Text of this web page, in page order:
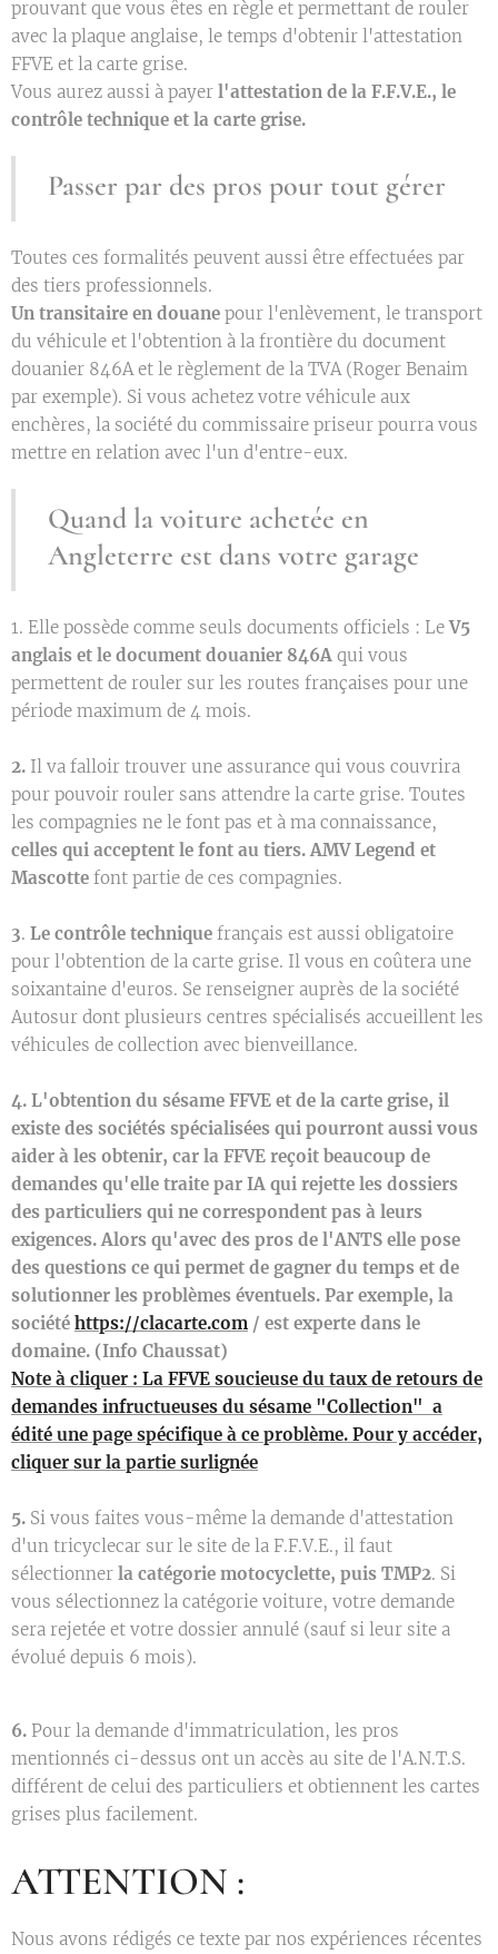
prouvant que vous êtes en règle et permettant de rouler
avec la plaque anglaise, le temps d'obtenir l'attestation
FFVE et la carte grise.
Vous aurez aussi à payer l'attestation de la F.F.V.E., le
contrôle technique et la carte grise.
Passer par des pros pour tout gérer
Toutes ces formalités peuvent aussi être effectuées par
des tiers professionnels.
Un transitaire en douane pour l'enlèvement, le transport
du véhicule et l'obtention à la frontière du document
douanier 846A et le règlement de la TVA (Roger Benaim
par exemple). Si vous achetez votre véhicule aux
enchères, la société du commissaire priseur pourra vous
mettre en relation avec l'un d'entre-eux.
Quand la voiture achetée en
Angleterre est dans votre garage
1. Elle possède comme seuls documents officiels : LeV5
anglais et le document douanier 846A qui vous
permettent de rouler sur les routes françaises pour une
période maximum de 4 mois.
2. Il va falloir trouver une assurance qui vous couvrira
pour pouvoir rouler sans attendre la carte grise. Toutes
les compagnies ne le font pas et à ma connaissance,
celles qui acceptent le font au tiers. AMV Legend et
Mascotte font partie de ces compagnies.
3. Le contrôle technique français est aussi obligatoire
pour l'obtention de la carte grise. Il vous en coûtera une
soixantaine d'euros. Se renseigner auprès de la société
Autosur dont plusieurs centres spécialisés accueillent les
véhicules de collection avec bienveillance.
4. L'obtention du sésame FFVE et de la carte grise, il
existe des sociétés spécialisées qui pourront aussi vous
aider à les obtenir, car la FFVE reçoit beaucoup de
demandes qu'elle traite par IA qui rejette les dossiers
des particuliers qui ne correspondent pas à leurs
exigences. Alors qu'avec des pros de l'ANTS elle pose
des questions ce qui permet de gagner du temps et de
solutionner les problèmes éventuels. Par exemple, la
société https://clacarte.com / est experte dans le
domaine. (Info Chaussat)
Note à cliquer : La FFVE soucieuse du taux de retours de
demandes infructueuses du sésame "Collection" a
édité une page spécifique à ce problème. Pour y accéder,
cliquer sur la partie surlignée
5. Si vous faites vous-même la demande d'attestation
d'un tricyclecar sur le site de la F.F.V.E., il faut
sélectionner la catégorie motocyclette, puis TMP2. Si
vous sélectionnez la catégorie voiture, votre demande
sera rejetée et votre dossier annulé (sauf si leur site a
évolué depuis 6 mois).
6. Pour la demande d'immatriculation, les pros
mentionnés ci-dessus ont un accès au site de l'A.N.T.S.
différent de celui des particuliers et obtiennent les cartes
grises plus facilement.
ATTENTION :
Nous avons rédigés ce texte par nos expériences récentes